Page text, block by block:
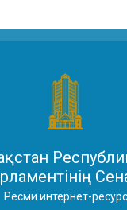
Ресми интернет-ресурс